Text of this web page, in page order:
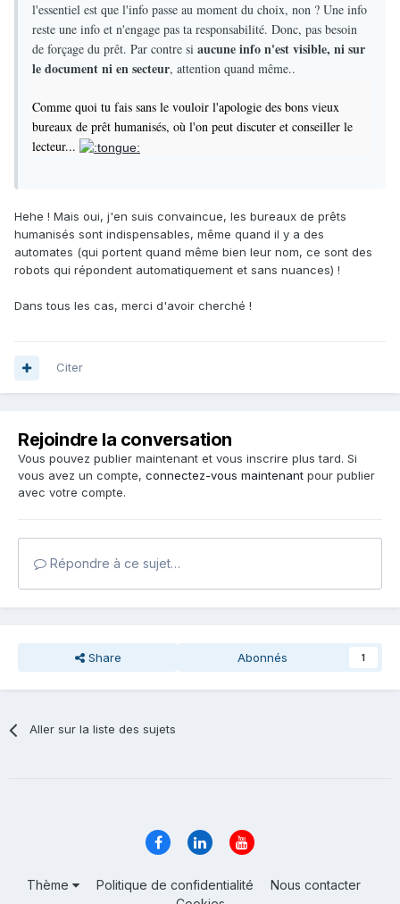
l'essentiel est que l'info passe au moment du choix, non ? Une info
reste une info et n'engage pas ta responsabilité. Donc, pas besoin
de forçage du prêt. Par contre si aucune info n'est visible, ni sur
le document ni en secteur, attention quand même..
Comme quoi tu fais sans le vouloir l'apologie des bons vieux
bureaux de prêt humanisés, où l'on peut discuter et conseiller le
lecteur...
Hehe ! Mais oui, j'en suis convaincue, les bureaux de prêts
humanisés sont indispensables, même quand il y a des
automates (qui portent quand même bien leur nom, ce sont des
robots qui répondent automatiquement et sans nuances) !
Dans tous les cas, merci d'avoir cherché !
Citer
Rejoindre la conversation
Vous pouvez publier maintenant et vous inscrire plus tard. Si
vous avez un compte, connectez-vous maintenant pour publier
avec votre compte.
Répondre à ce sujet…
Share Abonnés 1
Aller sur la liste des sujets
Thème Politique de confidentialité
Nous contacter